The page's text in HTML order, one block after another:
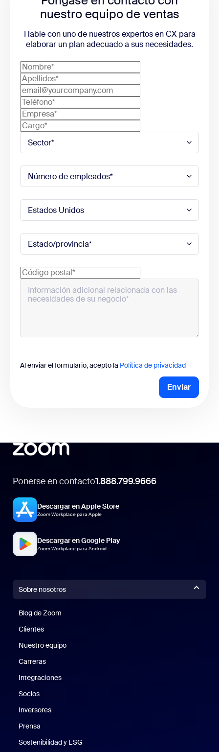
nuestro equipo de ventas
Hable con uno de nuestros expertos en CX para
elaborar un plan adecuado a sus necesidades.
Al enviar el formulario, acepto la Política de privacidad
Enviar
Ponerse en contacto1.888.799.9666
Descargar en Apple Store
Zoom Workplace para Apple
Descargar en Google Play
Zoom Workplace para Android
Sobre nosotros
Blog de Zoom
Clientes
Nuestro equipo
Carreras
Integraciones
Socios
Inversores
Prensa
Sostenibilidad y ESG